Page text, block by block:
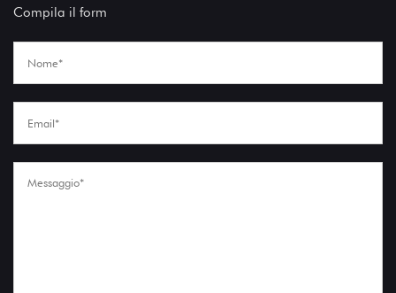
Compila il form